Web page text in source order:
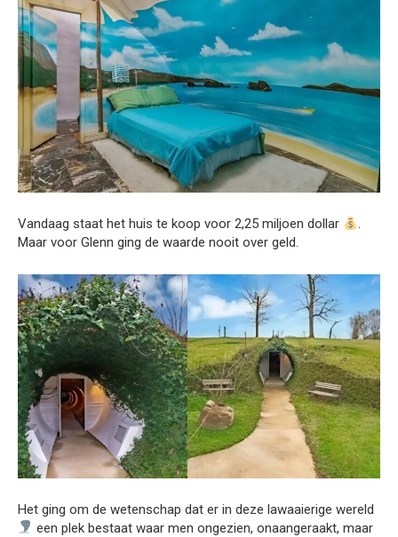
Vandaag staat het huis te koop voor 2,25 miljoen dollar
.
Maar voor Glenn ging de waarde nooit over geld.
Het ging om de wetenschap dat er in deze lawaaierige wereld
een plek bestaat waar men ongezien, onaangeraakt, maar